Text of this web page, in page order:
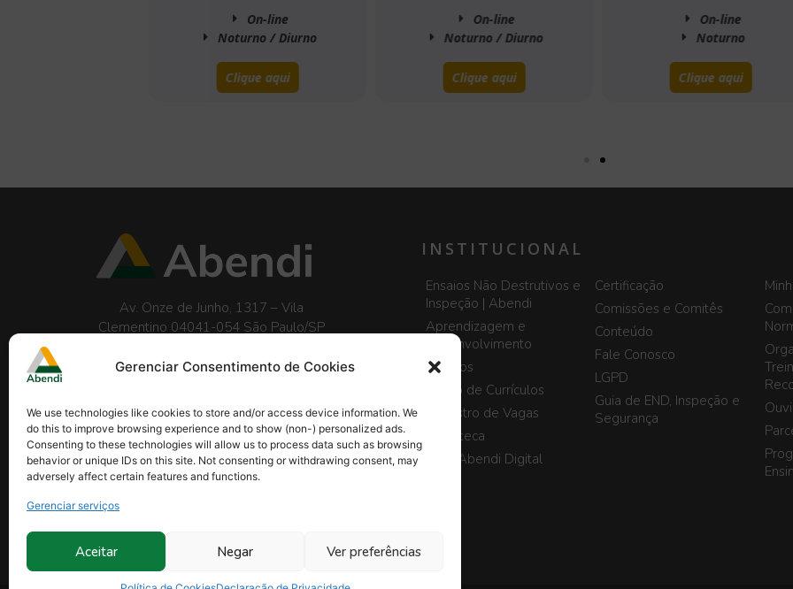
Gerenciar Consentimento de Cookies
We use technologies like cookies to store and/or access device information. We
do this to improve browsing experience and to show (non-) personalized ads.
Consenting to these technologies will allow us to process data such as browsing
behavior or unique IDs on this site. Not consenting or withdrawing consent, may
adversely affect certain features and functions.
Gerenciar serviços
Aceitar Negar Ver preferências
On-line
Noturno / Diurno
Clique aqui
On-line
Noturno / Diurno
Clique aqui
On-line
Noturno
Clique aqui
Av. Onze de Junho, 1317 – Vila
Clementino 04041-054 São Paulo/SP
abendi@abendi.org.br
INSTITUCIONAL
Ensaios Não Destrutivos e
Inspeção | Abendi
Aprendizagem e
Desenvolvimento
Eventos
Banco de Currículos
Cadastro de Vagas
Biblioteca
Blog Abendi Digital
Certificação
Comissões e Comitês
Conteúdo
Fale Conosco
LGPD
Guia de END, Inspeção e
Segurança